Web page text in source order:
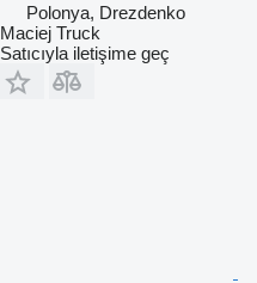
Polonya, Drezdenko
Maciej Truck
Satıcıyla iletişime geç